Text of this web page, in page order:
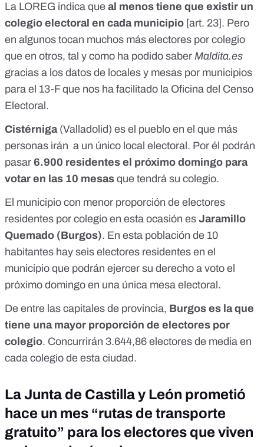
La LOREG indica que al menos tiene que existir un
colegio electoral en cada municipio [art. 23]. Pero
en algunos tocan muchos más electores por colegio
que en otros, tal y como ha podido saber Maldita.es
gracias a los datos de locales y mesas por municipios
para el 13-F que nos ha facilitado la Oficina del Censo
Electoral.
Cistérniga(Valladolid) es el pueblo en el que más
personas irán a un único local electoral. Por él podrán
pasar 6.900 residentes el próximo domingo para
votar en las 10 mesas que tendrá su colegio.
El municipio con menor proporción de electores
residentes por colegio en esta ocasión es Jaramillo
Quemado (Burgos). En esta población de 10
habitantes hay seis electores residentes en el
municipio que podrán ejercer su derecho a voto el
próximo domingo en una única mesa electoral.
De entre las capitales de provincia, Burgos es la que
tiene una mayor proporción de electores por
colegio. Concurrirán 3.644,86 electores de media en
cada colegio de esta ciudad.
La Junta de Castilla y León prometió
hace un mes “rutas de transporte
gratuito” para los electores que viven